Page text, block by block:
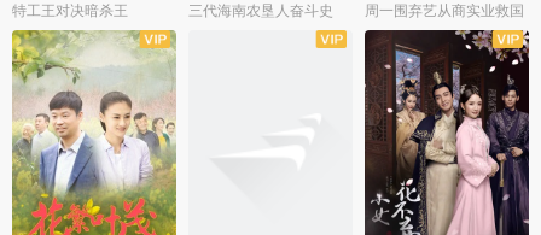
特工王对决暗杀王 三代海南农垦人奋斗史
周一围弃艺从商实业救国
全34集
全51集